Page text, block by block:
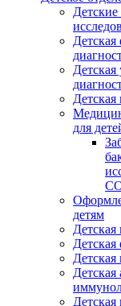
Детские
Детская
Детская
для
детям
Детская
Детская
Детская
Детская
Детская